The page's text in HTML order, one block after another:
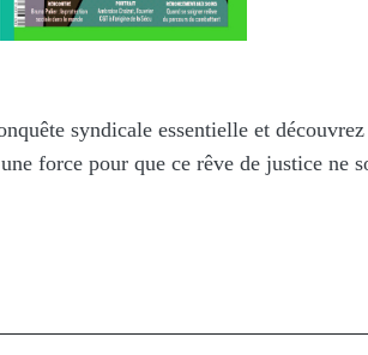
syndicale essentielle et
force pour que ce rêve de justice ne